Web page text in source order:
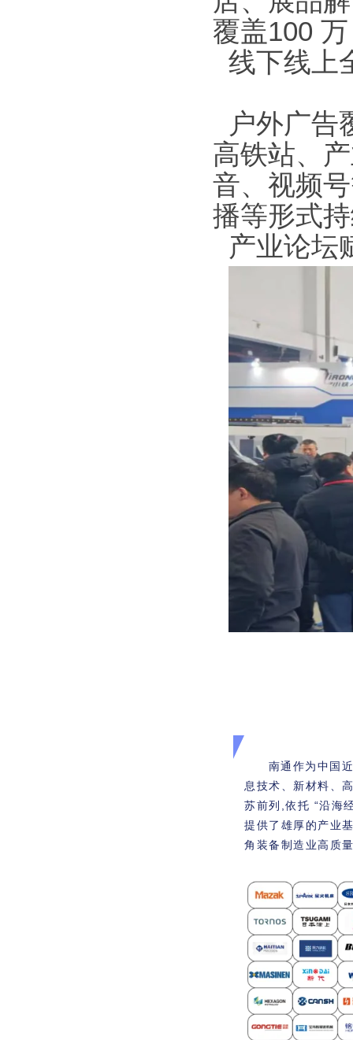
覆盖100
线下线上
户外广告
高铁站、
音、视频
播等形式
产业论坛
南通作为中国
息技术、新材料、
苏前列,依托 “沿海
提供了雄厚的产业
角装备制造业高质